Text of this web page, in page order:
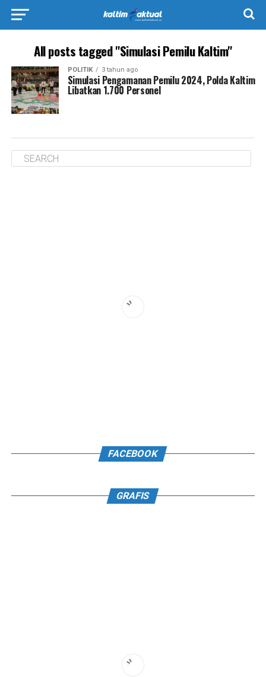
All posts tagged "Simulasi Pemilu Kaltim"
POLITIK 3 tahun ago
Simulasi Pengamanan Pemilu 2024, Polda Kaltim
Libatkan 1.700 Personel
FACEBOOK
GRAFIS